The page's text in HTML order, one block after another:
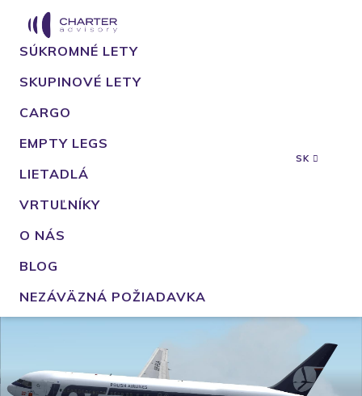
SÚKROMNÉ LETY
SKUPINOVÉ LETY
CARGO
EMPTY LEGS
LIETADLÁ
VRTUĽNÍKY
O NÁS
BLOG
NEZÁVÄZNÁ POŽIADAVKA
SK